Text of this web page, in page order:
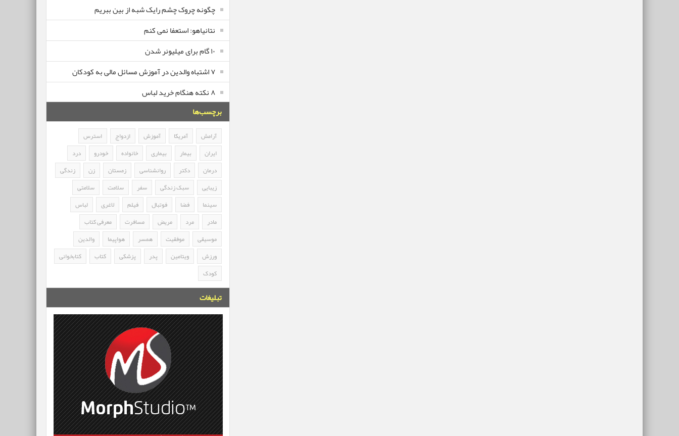
چگونه چروک چشم رایک شبه از بین ببریم
نتانیاهو: استعفا نمی کنم
۱۰ گام برای میلیونر شدن
۷ اشتباه والدین در آموزش مسائل مالی به کودکان
۸ نکته هنگام خرید لباس
برچسب‌ها
آرامش آمریکا آموزش ازدواج
استرس
ایران
بیمار بیماری خانواده خودرو
درد
درمان
دکتر روانشناسی زمستان زن
زندگی
زیبایی
سبک زندگی سفر سلامت
سلامتی
سینما
فضا فوتبال فیلم لاغری
لباس
مادر
مرد مریض مسافرت
معرفی کتاب
موسیقی
موفقیت همسر هواپیما
والدین
ورزش
ویتامین پدر پزشکی کتاب
کتابخوانی
کودک
تبلیغات